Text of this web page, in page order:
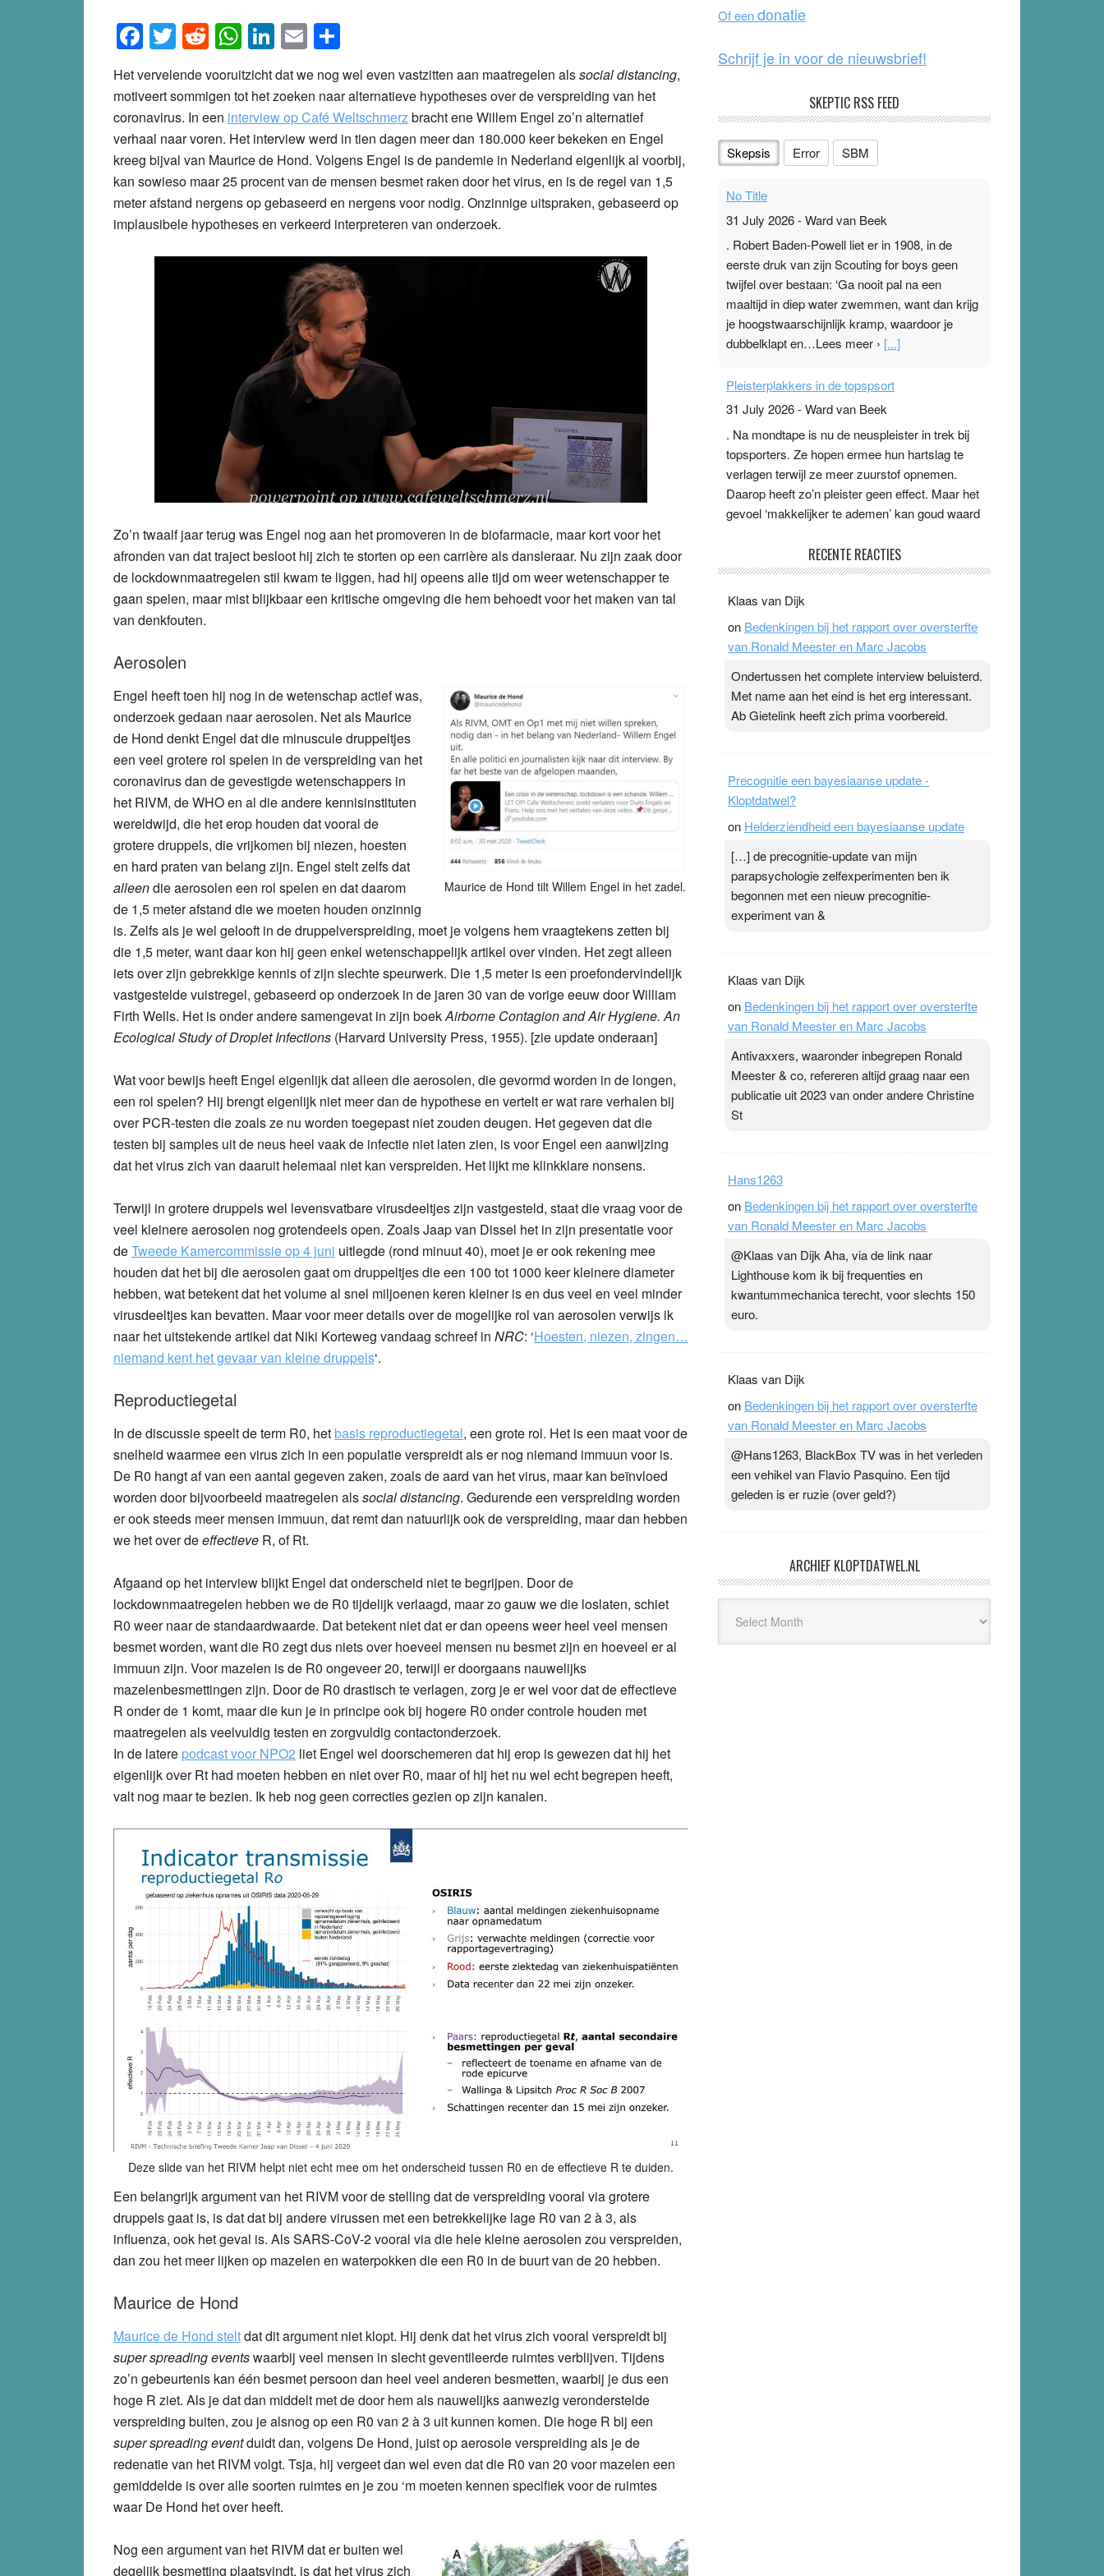
Facebook
Twitter
Reddit
WhatsApp
LinkedIn
Email
Het vervelende vooruitzicht dat we nog wel even vastzitten aan maatregelen alssocial distancing,
motiveert sommigen tot het zoeken naar alternatieve hypotheses over de verspreiding van het
coronavirus. In een interview op Café Weltschmerzbracht ene Willem Engel zo’n alternatief
verhaal naar voren. Het interview werd in tien dagen meer dan 180.000 keer bekeken en Engel
kreeg bijval van Maurice de Hond. Volgens Engel is de pandemie in Nederland eigenlijk al voorbij,
kan sowieso maar 25 procent van de mensen besmet raken door het virus, en is de regel van 1,5
meter afstand nergens op gebaseerd en nergens voor nodig. Onzinnige uitspraken, gebaseerd op
implausibele hypotheses en verkeerd interpreteren van onderzoek.
Zo’n twaalf jaar terug was Engel nog aan het promoveren in de biofarmacie, maar kort voor het
afronden van dat traject besloot hij zich te storten op een carrière als dansleraar. Nu zijn zaak door
de lockdownmaatregelen stil kwam te liggen, had hij opeens alle tijd om weer wetenschapper te
gaan spelen, maar mist blijkbaar een kritische omgeving die hem behoedt voor het maken van tal
van denkfouten.
Aerosolen
Maurice de Hond tilt Willem Engel in het zadel.
Engel heeft toen hij nog in de wetenschap actief was,
onderzoek gedaan naar aerosolen. Net als Maurice
de Hond denkt Engel dat die minuscule druppeltjes
een veel grotere rol spelen in de verspreiding van het
coronavirus dan de gevestigde wetenschappers in
het RIVM, de WHO en al die andere kennisinstituten
wereldwijd, die het erop houden dat vooral de
grotere druppels, die vrijkomen bij niezen, hoesten
en hard praten van belang zijn. Engel stelt zelfs dat
alleendie aerosolen een rol spelen en dat daarom
de 1,5 meter afstand die we moeten houden onzinnig
is. Zelfs als je wel gelooft in de druppelverspreiding, moet je volgens hem vraagtekens zetten bij
die 1,5 meter, want daar kon hij geen enkel wetenschappelijk artikel over vinden. Het zegt alleen
iets over zijn gebrekkige kennis of zijn slechte speurwerk. Die 1,5 meter is een proefondervindelijk
vastgestelde vuistregel, gebaseerd op onderzoek in de jaren 30 van de vorige eeuw door William
Firth Wells. Het is onder andere samengevat in zijn boekAirborne Contagion and Air Hygiene. An
Ecological Study of Droplet Infections (Harvard University Press, 1955). [zie update onderaan]
Wat voor bewijs heeft Engel eigenlijk dat alleen die aerosolen, die gevormd worden in de longen,
een rol spelen? Hij brengt eigenlijk niet meer dan de hypothese en vertelt er wat rare verhalen bij
over PCR-testen die zoals ze nu worden toegepast niet zouden deugen. Het gegeven dat die
testen bij samples uit de neus heel vaak de infectie niet laten zien, is voor Engel een aanwijzing
dat het virus zich van daaruit helemaal niet kan verspreiden. Het lijkt me klinkklare nonsens.
Terwijl in grotere druppels wel levensvatbare virusdeeltjes zijn vastgesteld, staat die vraag voor de
veel kleinere aerosolen nog grotendeels open. Zoals Jaap van Dissel het in zijn presentatie voor
deTweede Kamercommissie op 4 juni uitlegde (rond minuut 40), moet je er ook rekening mee
houden dat het bij die aerosolen gaat om druppeltjes die een 100 tot 1000 keer kleinere diameter
hebben, wat betekent dat het volume al snel miljoenen keren kleiner is en dus veel en veel minder
virusdeeltjes kan bevatten. Maar voor meer details over de mogelijke rol van aerosolen verwijs ik
naar het uitstekende artikel dat Niki Korteweg vandaag schreef in NRC: ‘Hoesten, niezen, zingen…
niemand kent het gevaar van kleine druppels‘.
Reproductiegetal
In de discussie speelt de term R0, het basis reproductiegetal, een grote rol. Het is een maat voor de
snelheid waarmee een virus zich in een populatie verspreidt als er nog niemand immuun voor is.
De R0 hangt af van een aantal gegeven zaken, zoals de aard van het virus, maar kan beïnvloed
worden door bijvoorbeeld maatregelen alssocial distancing. Gedurende een verspreiding worden
er ook steeds meer mensen immuun, dat remt dan natuurlijk ook de verspreiding, maar dan hebben
we het over deeffectieve R, of Rt.
Afgaand op het interview blijkt Engel dat onderscheid niet te begrijpen. Door de
lockdownmaatregelen hebben we de R0 tijdelijk verlaagd, maar zo gauw we die loslaten, schiet
R0 weer naar de standaardwaarde. Dat betekent niet dat er dan opeens weer heel veel mensen
besmet worden, want die R0 zegt dus niets over hoeveel mensen nu besmet zijn en hoeveel er al
immuun zijn. Voor mazelen is de R0 ongeveer 20, terwijl er doorgaans nauwelijks
mazelenbesmettingen zijn. Door de R0 drastisch te verlagen, zorg je er wel voor dat de effectieve
R onder de 1 komt, maar die kun je in principe ook bij hogere R0 onder controle houden met
maatregelen als veelvuldig testen en zorgvuldig contactonderzoek.
In de latere podcast voor NPO2 liet Engel wel doorschemeren dat hij erop is gewezen dat hij het
eigenlijk over Rt had moeten hebben en niet over R0, maar of hij het nu wel echt begrepen heeft,
valt nog maar te bezien. Ik heb nog geen correcties gezien op zijn kanalen.
Deze slide van het RIVM helpt niet echt mee om het onderscheid tussen R0 en de effectieve R te duiden.
Een belangrijk argument van het RIVM voor de stelling dat de verspreiding vooral via grotere
druppels gaat is, is dat dat bij andere virussen met een betrekkelijke lage R0 van 2 à 3, als
influenza, ook het geval is. Als SARS-CoV-2 vooral via die hele kleine aerosolen zou verspreiden,
dan zou het meer lijken op mazelen en waterpokken die een R0 in de buurt van de 20 hebben.
Maurice de Hond
Maurice de Hond steltdat dit argument niet klopt. Hij denk dat het virus zich vooral verspreidt bij
super spreading eventswaarbij veel mensen in slecht geventileerde ruimtes verblijven. Tijdens
zo’n gebeurtenis kan één besmet persoon dan heel veel anderen besmetten, waarbij je dus een
hoge R ziet. Als je dat dan middelt met de door hem als nauwelijks aanwezig veronderstelde
verspreiding buiten, zou je alsnog op een R0 van 2 à 3 uit kunnen komen. Die hoge R bij een
super spreading eventduidt dan, volgens De Hond, juist op aerosole verspreiding als je de
redenatie van het RIVM volgt. Tsja, hij vergeet dan wel even dat die R0 van 20 voor mazelen een
gemiddelde is over alle soorten ruimtes en je zou ‘m moeten kennen specifiek voor de ruimtes
waar De Hond het over heeft.
Nog een argument van het RIVM dat er buiten wel
degelijk besmetting plaatsvindt, is dat het virus zich
k
Of eendonatie
Schrijf je in voor de nieuwsbrief!
SKEPTIC RSS FEED
Skepsis Error SBM
No Title
31 July 2026-Ward van Beek
. Robert Baden-Powell liet er in 1908, in de
eerste druk van zijn Scouting for boys geen
twijfel over bestaan: ‘Ga nooit pal na een
maaltijd in diep water zwemmen, want dan krijg
je hoogstwaarschijnlijk kramp, waardoor je
dubbelklapt en…Lees meer › [...]
Pleisterplakkers in de topspsort
31 July 2026-Ward van Beek
. Na mondtape is nu de neuspleister in trek bij
topsporters. Ze hopen ermee hun hartslag te
verlagen terwijl ze meer zuurstof opnemen.
Daarop heeft zo’n pleister geen effect. Maar het
gevoel ‘makkelijker te ademen’ kan goud waard
Ype & Ionica zijn skeptisch
. Ook in het zomernummer van Skepter zijn
Klaas van Dijk
onBedenkingen bij het rapport over oversterfte
van Ronald Meester en Marc Jacobs
Precognitie een bayesiaanse update -
Kloptdatwel?
onHelderziendheid een bayesiaanse update
[…] de precognitie-update van mijn
Klaas van Dijk
onBedenkingen bij het rapport over oversterfte
van Ronald Meester en Marc Jacobs
Antivaxxers, waaronder inbegrepen Ronald
Hans1263
onBedenkingen bij het rapport over oversterfte
van Ronald Meester en Marc Jacobs
@Klaas van Dijk Aha, via de link naar
Klaas van Dijk
onBedenkingen bij het rapport over oversterfte
van Ronald Meester en Marc Jacobs
ARCHIEF KLOPTDATWEL.NL